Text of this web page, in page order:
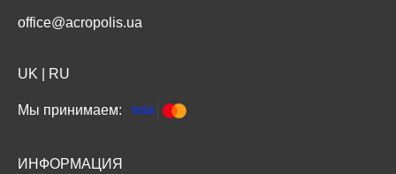
office@acropolis.ua
UK RU
Мы принимаем:
ИНФОРМАЦИЯ